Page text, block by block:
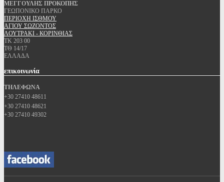
ΜΕΓΓΟΥΛΗΣ ΠΡΟΚΟΠΗΣ
ΓΕΩΠΟΝΙΚΟ ΠΑΡΚΟ
ΠΕΡΙΟΧΗ ΙΣΘΜΟΥ
ΑΓΙΟΥ ΣΩΖΟΝΤΟΣ
ΛΟΥΤΡΑΚΙ - ΚΟΡΙΝΘΙΑΣ
ΤΚ 203 00
ΤΘ 14/17
ΕΛΛΑΔΑ
επικοινωνία
ΤΗΛΕΦΩΝΑ
+30 27410 48611
+30 27410 48621
+30 27410 49302